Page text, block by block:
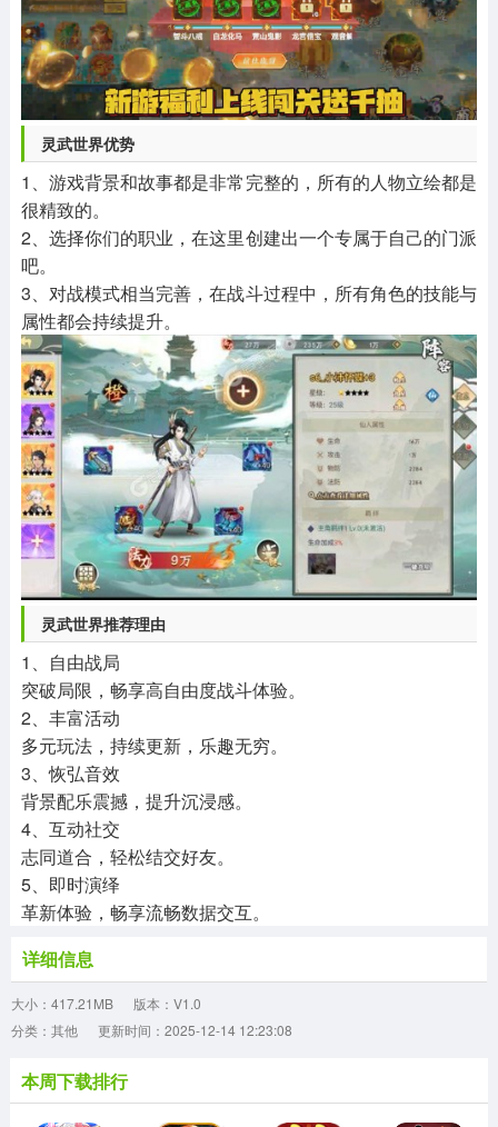
灵武世界优势
1、游戏背景和故事都是非常完整的，所有的人物立绘都是
很精致的。
2、选择你们的职业，在这里创建出一个专属于自己的门派
吧。
3、对战模式相当完善，在战斗过程中，所有角色的技能与
属性都会持续提升。
灵武世界推荐理由
1、自由战局
突破局限，畅享高自由度战斗体验。
2、丰富活动
多元玩法，持续更新，乐趣无穷。
3、恢弘音效
背景配乐震撼，提升沉浸感。
4、互动社交
志同道合，轻松结交好友。
5、即时演绎
革新体验，畅享流畅数据交互。
详细信息
大小：417.21MB
版本：V1.0
分类：其他
更新时间：2025-12-14 12:23:08
本周下载排行